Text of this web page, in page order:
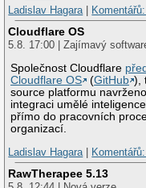
Ladislav Hagara|
Cloudflare OS
5.8. 17:00 | Zajímavý
Společnost Cloudflare
Cloudflare OS
(GitHub ),
source platformu
integraci umělé
přímo do pracovních
organizací.
Ladislav Hagara|
RawTherapee 5.13